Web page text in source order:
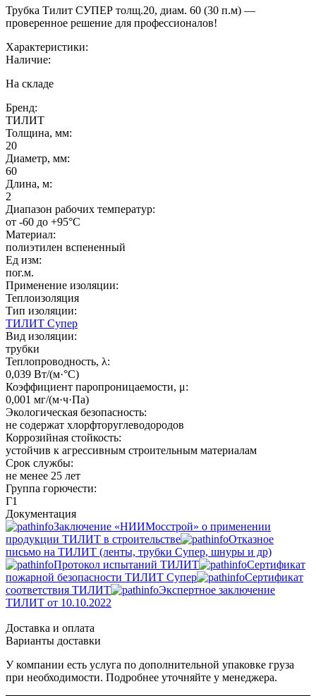
Трубка Тилит СУПЕР толщ.20, диам. 60 (30 п.м) —
проверенное решение для профессионалов!
Характеристики:
Наличие:
На складе
Бренд:
ТИЛИТ
Толщина, мм:
20
Диаметр, мм:
60
Длина, м:
2
Диапазон рабочих температур:
от -60 до +95°C
Материал:
полиэтилен вспененный
Ед изм:
пог.м.
Применение изоляции:
Теплоизоляция
Тип изоляции:
ТИЛИТ Супер
Вид изоляции:
трубки
Теплопроводность, λ:
0,039 Вт/(м·°C)
Коэффициент паропроницаемости, μ:
0,001 мг/(м·ч·Па)
Экологическая безопасность:
не содержат хлорфторуглеводородов
Коррозийная стойкость:
устойчив к агрессивным строительным материалам
Срок службы:
не менее 25 лет
Группа горючести:
Г1
Документация
Заключение «НИИМосстрой» о применении
продукции ТИЛИТ в строительстве
Отказное
письмо на ТИЛИТ (ленты, трубки Супер, шнуры и др)
Протокол испытаний ТИЛИТ
Сертификат
пожарной безопасности ТИЛИТ Супер
Сертификат
соответствия ТИЛИТ
Экспертное заключение
ТИЛИТ от 10.10.2022
Доставка и оплата
Варианты доставки
У компании есть услуга по дополнительной упаковке груза
при необходимости. Подробнее уточняйте у менеджера.